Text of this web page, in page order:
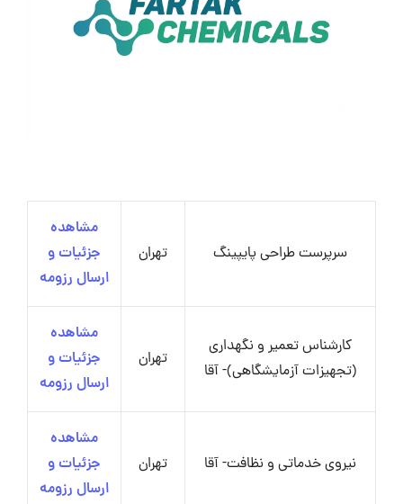
سرپرست طراحی پایپینگ تهران
مشاهده
جزئیات و
ارسال رزومه
کارشناس تعمیر و نگهداری
(تجهیزات آزمایشگاهی)- آقا
تهران
مشاهده
جزئیات و
ارسال رزومه
نیروی خدماتی و نظافت- آقا تهران
مشاهده
جزئیات و
ارسال رزومه